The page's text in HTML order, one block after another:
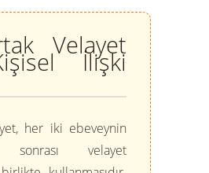
Velayet
İlişki
her iki ebeveynin
sonrası velayet